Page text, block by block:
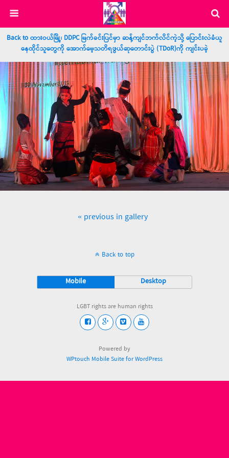
Back to ထားဝယ်မြို့၊ DDPC မြက်ခင်းပြင်မှာ ဆန့်ကျင်ဘက်လိင်ကဲ့သို့ ပြောင်းလဲခံယူ
နေထိုင်သူတွေကို အောက်မေ့သတိရဖွယ်ဆုတောင်းပွဲ (TDoR)ကို ကျင်းပခဲ့
« previous in gallery
Back to top
Mobile Desktop
LGBT rights are human rights
Powered by
WPtouch Mobile Suite for WordPress